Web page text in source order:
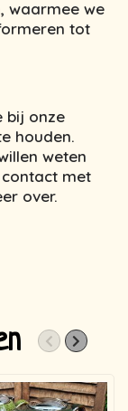
waarmee we
tot
bij onze
houden.
weten
met
over.